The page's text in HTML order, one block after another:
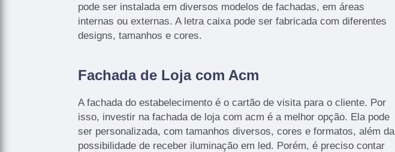
pode ser instalada em diversos modelos de fachadas, em áreas
internas ou externas. A letra caixa pode ser fabricada com diferentes
designs, tamanhos e cores.
Fachada de Loja com Acm
A fachada do estabelecimento é o cartão de visita para o cliente. Por
isso, investir na fachada de loja com acm é a melhor opção. Ela pode
ser personalizada, com tamanhos diversos, cores e formatos, além da
possibilidade de receber iluminação em led. Porém, é preciso contar